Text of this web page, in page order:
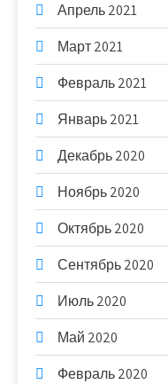
Апрель 2021
Март 2021
Февраль 2021
Январь 2021
Декабрь 2020
Ноябрь 2020
Октябрь 2020
Сентябрь 2020
Июль 2020
Май 2020
Февраль 2020